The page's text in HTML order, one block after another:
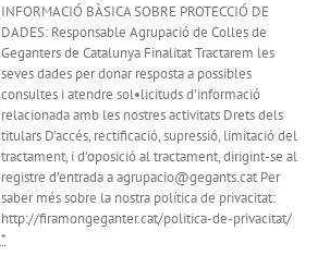
INFORMACIÓ BÀSICA SOBRE PROTECCIÓ DE
DADES: Responsable Agrupació de Colles de
Geganters de Catalunya Finalitat Tractarem les
seves dades per donar resposta a possibles
consultes i atendre sol•licituds d’informació
relacionada amb les nostres activitats Drets dels
titulars D’accés, rectificació, supressió, limitació del
tractament, i d’oposició al tractament, dirigint-se al
registre d’entrada a agrupacio@gegants.cat Per
saber més sobre la nostra política de privacitat:
http://firamongeganter.cat/politica-de-privacitat/
*